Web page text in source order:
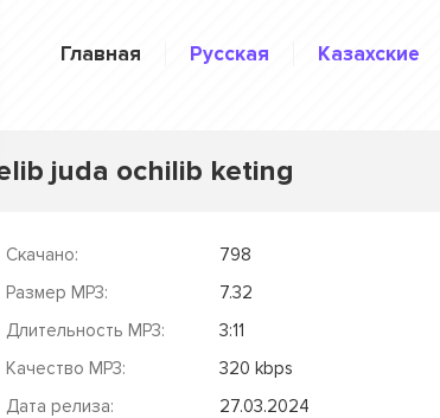
Главная Русская Казахские
juda ochilib keting
Скачано:
798
Размер MP3:
7.32
Длительность MP3:
3:11
Качество MP3:
320 kbps
Дата релиза:
27.03.2024